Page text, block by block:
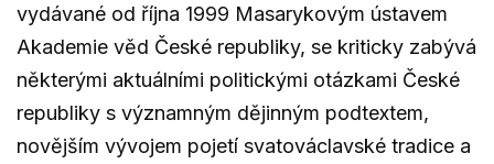
vydávané od října 1999 Masarykovým ústavem
Akademie věd České republiky, se kriticky zabývá
některými aktuálními politickými otázkami České
republiky s významným dějinným podtextem,
novějším vývojem pojetí svatováclavské tradice a